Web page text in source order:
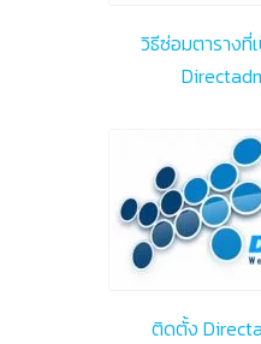
วิธีซ่อมตารางที่
ติดตั้ง